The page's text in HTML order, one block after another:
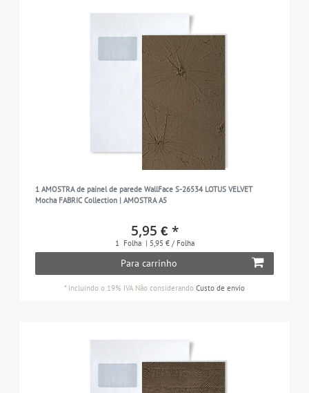
1 AMOSTRA de painel de parede WallFace S-26534 LOTUS VELVET
Mocha FABRIC Collection | AMOSTRA A5
5,95 € *
1 Folha | 5,95 € / Folha
Para carrinho
* incluindo o 19% IVA Não considerando Custo de envio